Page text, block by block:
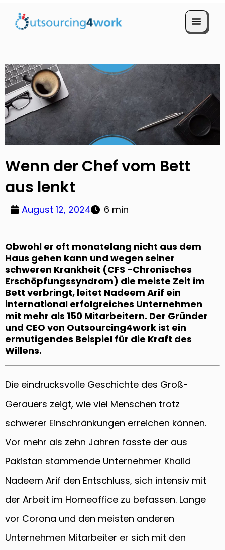
Wenn der Chef vom Bett
aus lenkt
August 12, 2024 6 min
Obwohl er oft monatelang nicht aus dem
Haus gehen kann und wegen seiner
schweren Krankheit (CFS -Chronisches
Erschöpfungssyndrom) die meiste Zeit im
Bett verbringt, leitet Nadeem Arif ein
international erfolgreiches Unternehmen
mit mehr als 150 Mitarbeitern. Der Gründer
und CEO von Outsourcing4work ist ein
ermutigendes Beispiel für die Kraft des
Willens.
Die eindrucksvolle Geschichte des Groß-
Gerauers zeigt, wie viel Menschen trotz
schwerer Einschränkungen erreichen können.
Vor mehr als zehn Jahren fasste der aus
Pakistan stammende Unternehmer Khalid
Nadeem Arif den Entschluss, sich intensiv mit
der Arbeit im Homeoffice zu befassen. Lange
vor Corona und den meisten anderen
Unternehmen Mitarbeiter er sich mit den